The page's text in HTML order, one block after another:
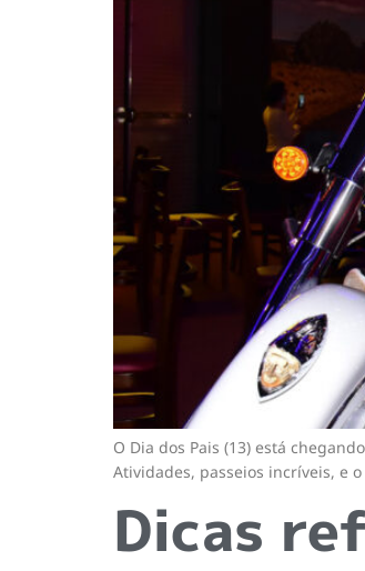
O Dia dos Pais (13) está
Atividades, passeios incríveis, e
Dicas